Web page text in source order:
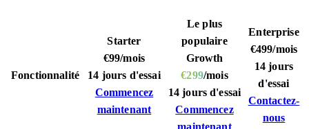
Fonctionnalité
Starter
€99/mois
14 jours d'essai
Commencez
maintenant
Le plus
populaire
Growth
€299/mois
14 jours d'essai
Commencez
Enterprise
€499/mois
14 jours
d'essai
Contactez-
nous